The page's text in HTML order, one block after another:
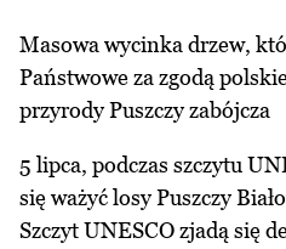
Masowa wycinka drzew,
Państwowe za zgodą
przyrody Puszczy zabójcza
5 lipca, podczas szczytu
się ważyć losy Puszczy
Szczyt UNESCO zjadą się